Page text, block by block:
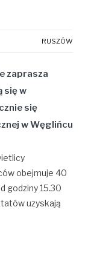
RUSZÓW
zaprasza
się w
się
w Węglińcu
obejmuje 40
godziny 15.30
uzyskają